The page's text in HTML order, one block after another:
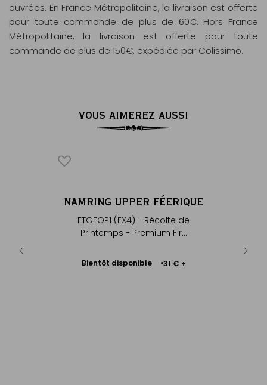
ouvrées. En France Métropolitaine, la livraison est offerte
pour toute commande de plus de 60€. Hors France
Métropolitaine, la livraison est offerte pour toute
commande de plus de 150€, expédiée par Colissimo.
VOUS AIMEREZ AUSSI
NAMRING UPPER FÉERIQUE
FTGFOP1 (EX4) - Récolte de
Printemps - Premium Fir...
Bientôt disponible 31 € +